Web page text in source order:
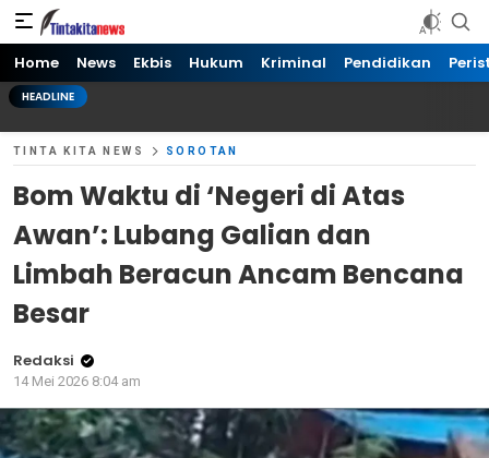
Tinta kita News
Informasi Terkini
Home News Ekbis Hukum Kriminal Pendidikan
HEADLINE
TINTA KITA NEWS SOROTAN
Bom Waktu di ‘Negeri di Atas
Awan’: Lubang Galian dan
Limbah Beracun Ancam Bencana
Besar
Redaksi
14 Mei 2026 8:04 am